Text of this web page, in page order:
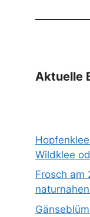
Aktuelle
Wildklee
Frosch am